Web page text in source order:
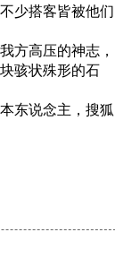
少搭客皆被他们
方高压的神志，
骇状殊形的石
东说念主，搜狐